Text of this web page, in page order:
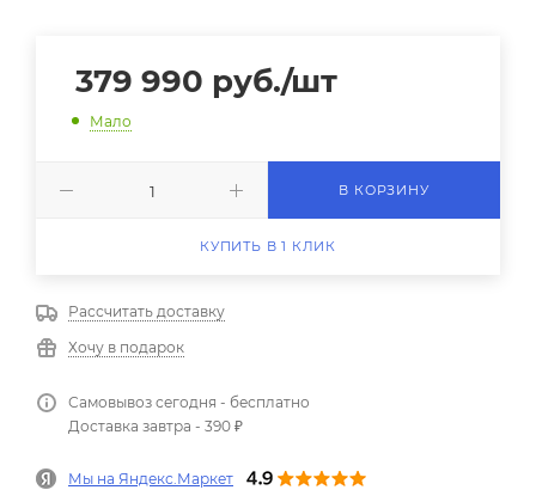
379 990 руб./шт
Мало
В КОРЗИНУ
КУПИТЬ В 1 КЛИК
Рассчитать доставку
Хочу в подарок
Самовывоз сегодня - бесплатно
Доставка завтра - 390 ₽
Мы на Яндекс.Маркет